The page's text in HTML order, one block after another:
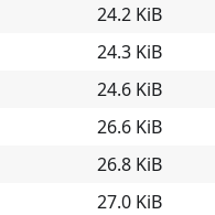
24.2 KiB
24.3 KiB
24.6 KiB
26.6 KiB
26.8 KiB
27.0 KiB